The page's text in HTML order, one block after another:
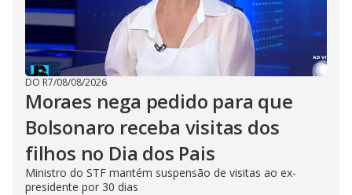
DO R7/08/08/2026
Moraes nega pedido para que
Bolsonaro receba visitas dos
filhos no Dia dos Pais
Ministro do STF mantém suspensão de visitas ao ex-
presidente por 30 dias